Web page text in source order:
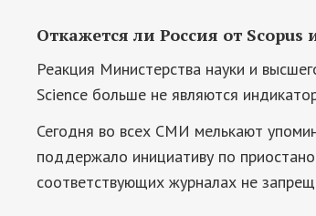
Откажется ли Россия от Scopus
Реакция Министерства науки и
Science больше не являются
Сегодня во всех СМИ мелькают
поддержало инициативу по
соответствующих журналах не